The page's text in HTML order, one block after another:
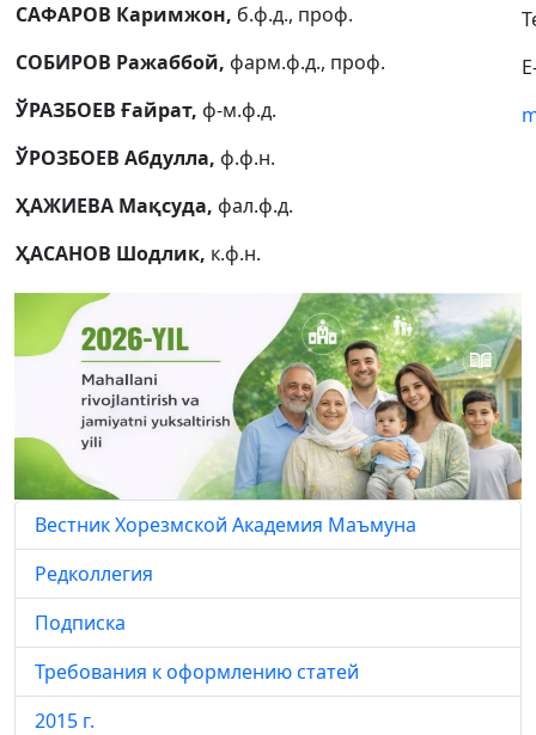
САФАРОВ Каримжон, б.ф.д., проф.
СОБИРОВ Ражаббой, фарм.ф.д., проф.
ЎРАЗБОЕВ Ғайрат, ф-м.ф.д.
ЎРОЗБОЕВ Абдулла, ф.ф.н.
ҲАЖИЕВА Мақсуда, фал.ф.д.
ҲАСАНОВ Шодлик, к.ф.н.
Вестник Хорезмской Академия Маъмуна
Редколлегия
Подписка
Требования к оформлению статей
2015 г.